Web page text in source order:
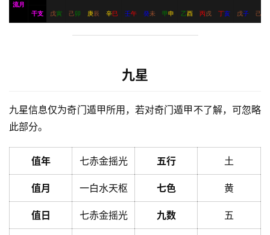
流月
干支 戊寅 己卯 庚辰 辛巳 壬午 癸未 甲申 乙酉 丙戌 丁亥 戊子 己
九星
九星信息仅为奇门遁甲所用，若对奇门遁甲不了解，可忽略
此部分。
值年 七赤金摇光 五行 土
值月 一白水天枢 七色 黄
值日 七赤金摇光 九数 五